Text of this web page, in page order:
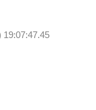
19:07:47.45